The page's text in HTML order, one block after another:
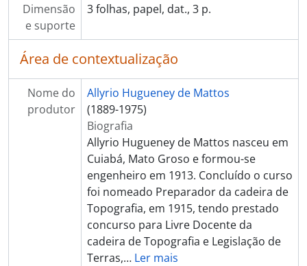
Dimensão
e suporte
3 folhas, papel, dat., 3 p.
Área de contextualização
Nome do
produtor
Allyrio Hugueney de Mattos
(1889-1975)
Biografia
Allyrio Hugueney de Mattos nasceu em
Cuiabá, Mato Groso e formou-se
engenheiro em 1913. Concluído o curso
foi nomeado Preparador da cadeira de
Topografia, em 1915, tendo prestado
concurso para Livre Docente da
cadeira de Topografia e Legislação de
Terras,… Ler mais